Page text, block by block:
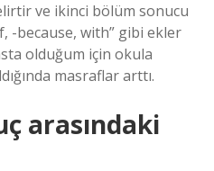
ve ikinci bölüm sonucu
-because, with” gibi ekler
olduğum için okula
masraflar arttı.
arasındaki